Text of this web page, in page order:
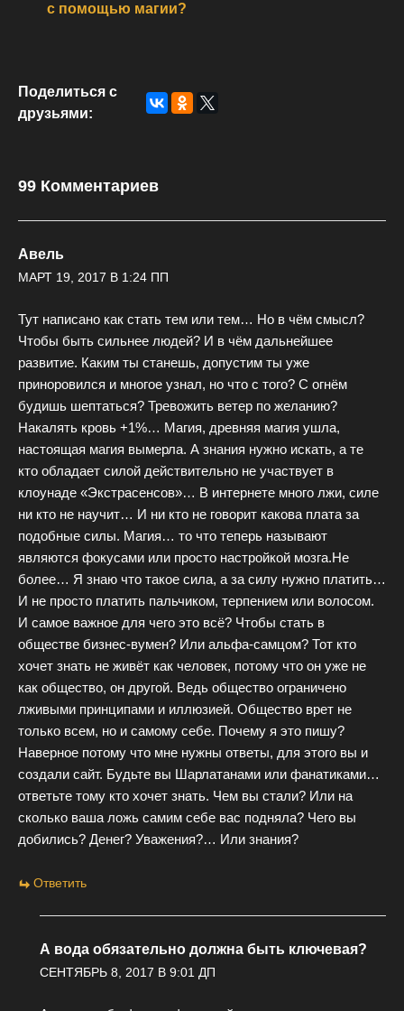
с помощью магии?
Поделиться с
друзьями:
99 Комментариев
Авель
МАРТ 19, 2017 В 1:24 ПП
Тут написано как стать тем или тем… Но в чём смысл?
Чтобы быть сильнее людей? И в чём дальнейшее
развитие. Каким ты станешь, допустим ты уже
приноровился и многое узнал, но что с того? С огнём
будишь шептаться? Тревожить ветер по желанию?
Накалять кровь +1%… Магия, древняя магия ушла,
настоящая магия вымерла. А знания нужно искать, а те
кто обладает силой действительно не участвует в
клоунаде «Экстрасенсов»… В интернете много лжи, силе
ни кто не научит… И ни кто не говорит какова плата за
подобные силы. Магия… то что теперь называют
являются фокусами или просто настройкой мозга.Не
более… Я знаю что такое сила, а за силу нужно платить…
И не просто платить пальчиком, терпением или волосом.
И самое важное для чего это всё? Чтобы стать в
обществе бизнес-вумен? Или альфа-самцом? Тот кто
хочет знать не живёт как человек, потому что он уже не
как общество, он другой. Ведь общество ограничено
лживыми принципами и иллюзией. Общество врет не
только всем, но и самому себе. Почему я это пишу?
Наверное потому что мне нужны ответы, для этого вы и
создали сайт. Будьте вы Шарлатанами или фанатиками…
ответьте тому кто хочет знать. Чем вы стали? Или на
сколько ваша ложь самим себе вас подняла? Чего вы
добились? Денег? Уважения?… Или знания?
Ответить
А вода обязательно должна быть ключевая?
СЕНТЯБРЬ 8, 2017 В 9:01 ДП